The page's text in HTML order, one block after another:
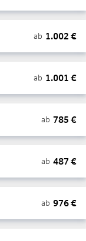
ab 1.002 €
ab 1.001 €
ab 785 €
ab 487 €
ab 976€